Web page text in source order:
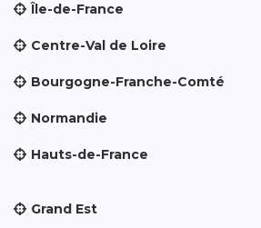
Île-de-France
Centre-Val de Loire
Bourgogne-Franche-Comté
Normandie
Hauts-de-France
Grand Est